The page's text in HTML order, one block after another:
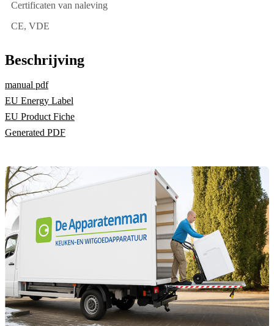
Certificaten van naleving
CE, VDE
Beschrijving
manual pdf
EU Energy Label
EU Product Fiche
Generated PDF